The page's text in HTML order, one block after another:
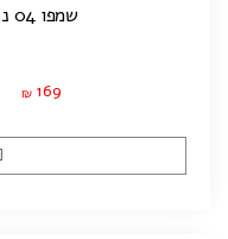
שמפו 04 נגד נשירה | 1000 מ"ל
₪ 169